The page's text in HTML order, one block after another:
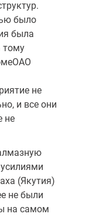
было
была
тому
не
и все они
не
(Якутия)
не были
на самом